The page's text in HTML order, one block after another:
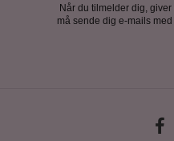
Når du tilmelder dig,
må sende dig e-mails